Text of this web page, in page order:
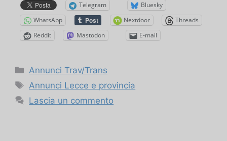
Telegram
Bluesky
WhatsApp
Nextdoor
Threads
Reddit
Mastodon E-mail
Categorie
Annunci Trav/Trans
Tag
Annunci Lecce e provincia
Lascia un commento